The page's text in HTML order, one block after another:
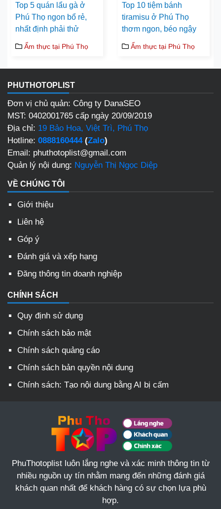
Top 5 quán lẩu gà ở
Phú Thọ ngon bổ rẻ,
nhất định phải thử
Ẩm thực tại Phú Thọ
Top 10 tiệm bánh
tiramisu ở Phú Thọ
thơm ngon, béo ngậy
Ẩm thực tại Phú Thọ
PHUTHOTOPLIST
Đơn vị chủ quản: Công ty DanaSEO
MST: 0402001765 cấp ngày 20/09/2019
Địa chỉ: 19 Bảo Hoa, Việt Trì, Phú Thọ
Hotline: 0888160444(Zalo)
Email: phuthotoplist@gmail.com
Quản lý nội dung: Nguyễn Thị Ngọc Diệp
VỀ CHÚNG TÔI
Giới thiệu
Liên hệ
Góp ý
Đánh giá và xếp hạng
Đăng thông tin doanh nghiệp
CHÍNH SÁCH
Quy định sử dụng
Chính sách bảo mật
Chính sách quảng cáo
Chính sách bản quyền nội dung
Chính sách: Tạo nội dung bằng AI bị cấm
PhuThotoplist luôn lắng nghe và xác minh thông tin từ
nhiều nguồn uy tín nhằm mang đến những đánh giá
khách quan nhất để khách hàng có sự chọn lựa phù
hợp.